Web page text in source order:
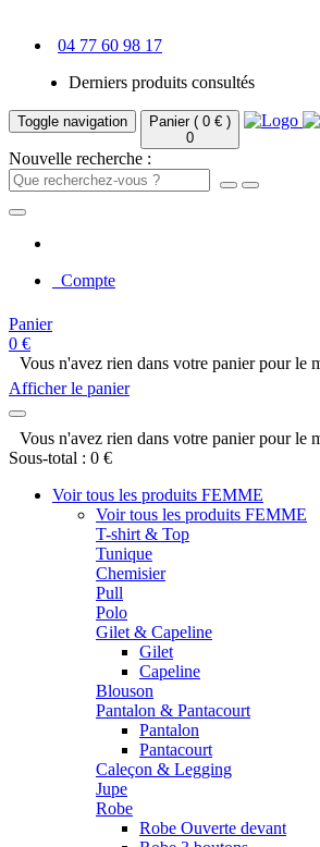
04 77 60 98 17
Derniers produits consultés
Toggle navigation
Panier ( 0 € )
0
Nouvelle recherche :
Compte
Panier
0 €
Vous n'avez rien dans votre panier pour le
Afficher le panier
Vous n'avez rien dans votre panier pour le
Sous-total : 0 €
Voir tous les produits FEMME
Voir tous les produits FEMME
T-shirt & Top
Tunique
Chemisier
Pull
Polo
Gilet & Capeline
Gilet
Capeline
Blouson
Pantalon & Pantacourt
Pantalon
Pantacourt
Caleçon & Legging
Jupe
Robe
Robe Ouverte devant